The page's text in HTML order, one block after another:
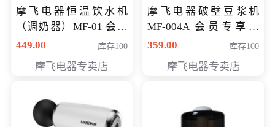
摩飞电器恒温饮水机
（调奶器）MF-01 会员
专享价366元
449.00 库存100
摩飞电器专卖店
摩飞电器破壁豆浆机
MF-004A 会员专享价
168元
359.00 库存100
摩飞电器专卖店